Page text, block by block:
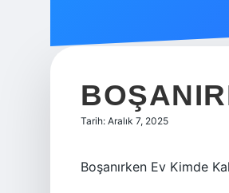
Tarih: Aralık 7, 2025
Boşanırken Ev Kimde